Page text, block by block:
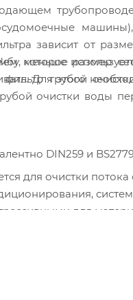
зависит от
меньше размер
фильтр грубой
очистки воды
которое
Для этого
DIN259 и
для очистки
для
до +110°С
(½”-2"), 800 мкм (2½”-